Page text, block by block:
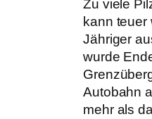
Zu viele
kann teuer
Jähriger
wurde
Autobahn
mehr als